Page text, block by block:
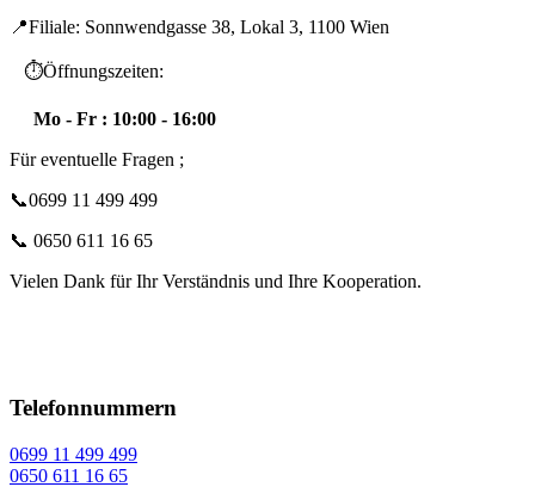
📍Filiale: Sonnwendgasse 38, Lokal 3, 1100 Wien
⏱️Öffnungszeiten:
Mo - Fr : 10:00 - 16:00
Für eventuelle Fragen ;
📞0699 11 499 499
📞 0650 611 16 65
Vielen Dank für Ihr Verständnis und Ihre Kooperation.
Telefonnummern
0699 11 499 499
0650 611 16 65